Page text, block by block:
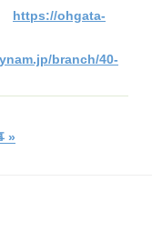
https://ohgata-
branch/40-
»